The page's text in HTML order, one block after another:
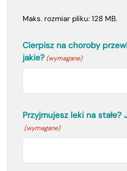
Maks. rozmiar pliku: 128 MB.
Cierpisz na choroby
jakie? (wymagane)
Przyjmujesz leki na
(wymagane)